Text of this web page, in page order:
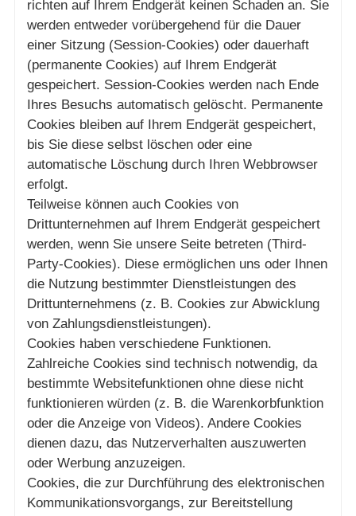
richten auf Ihrem Endgerät keinen Schaden an. Sie
werden entweder vorübergehend für die Dauer
einer Sitzung (Session-Cookies) oder dauerhaft
(permanente Cookies) auf Ihrem Endgerät
gespeichert. Session-Cookies werden nach Ende
Ihres Besuchs automatisch gelöscht. Permanente
Cookies bleiben auf Ihrem Endgerät gespeichert,
bis Sie diese selbst löschen oder eine
automatische Löschung durch Ihren Webbrowser
erfolgt.
Teilweise können auch Cookies von
Drittunternehmen auf Ihrem Endgerät gespeichert
werden, wenn Sie unsere Seite betreten (Third-
Party-Cookies). Diese ermöglichen uns oder Ihnen
die Nutzung bestimmter Dienstleistungen des
Drittunternehmens (z. B. Cookies zur Abwicklung
von Zahlungsdienstleistungen).
Cookies haben verschiedene Funktionen.
Zahlreiche Cookies sind technisch notwendig, da
bestimmte Websitefunktionen ohne diese nicht
funktionieren würden (z. B. die Warenkorbfunktion
oder die Anzeige von Videos). Andere Cookies
dienen dazu, das Nutzerverhalten auszuwerten
oder Werbung anzuzeigen.
Cookies, die zur Durchführung des elektronischen
Kommunikationsvorgangs, zur Bereitstellung